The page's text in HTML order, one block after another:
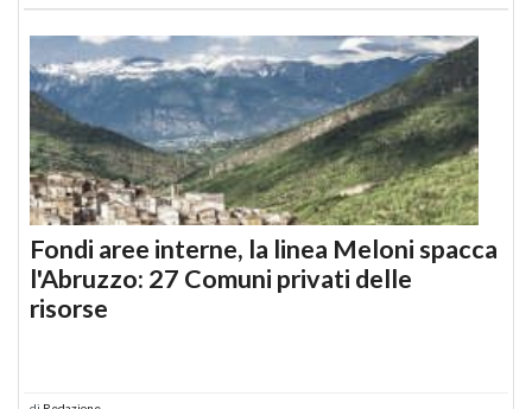
Fondi aree interne, la linea Meloni spacca
l'Abruzzo: 27 Comuni privati delle
risorse